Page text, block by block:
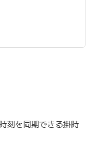
刻を同期できる掛時